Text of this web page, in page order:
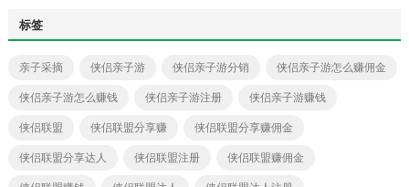
标签
亲子采摘 侠侣亲子游 侠侣亲子游分销 侠侣亲子游怎么赚佣金
侠侣亲子游怎么赚钱 侠侣亲子游注册 侠侣亲子游赚钱
侠侣联盟 侠侣联盟分享赚 侠侣联盟分享赚佣金
侠侣联盟分享达人 侠侣联盟注册 侠侣联盟赚佣金